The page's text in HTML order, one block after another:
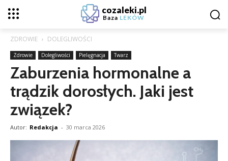
cozaleki.pl
Baza LEKÓW
ZDROWIE DOLEGLIWOŚCI
Zdrowie Dolegliwości Pielęgnacja Twarz
Zaburzenia hormonalne a
trądzik dorosłych. Jaki jest
związek?
Autor: Redakcja - 30 marca 2026